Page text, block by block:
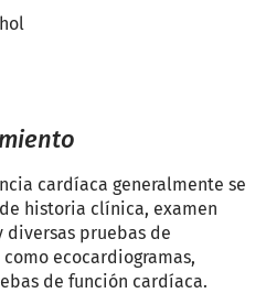
cardíaca generalmente se
historia clínica, examen
diversas pruebas de
ecocardiogramas,
de función cardíaca.